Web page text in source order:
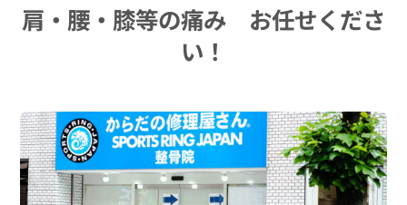
肩・腰・膝等の痛み お任せくださ
い！